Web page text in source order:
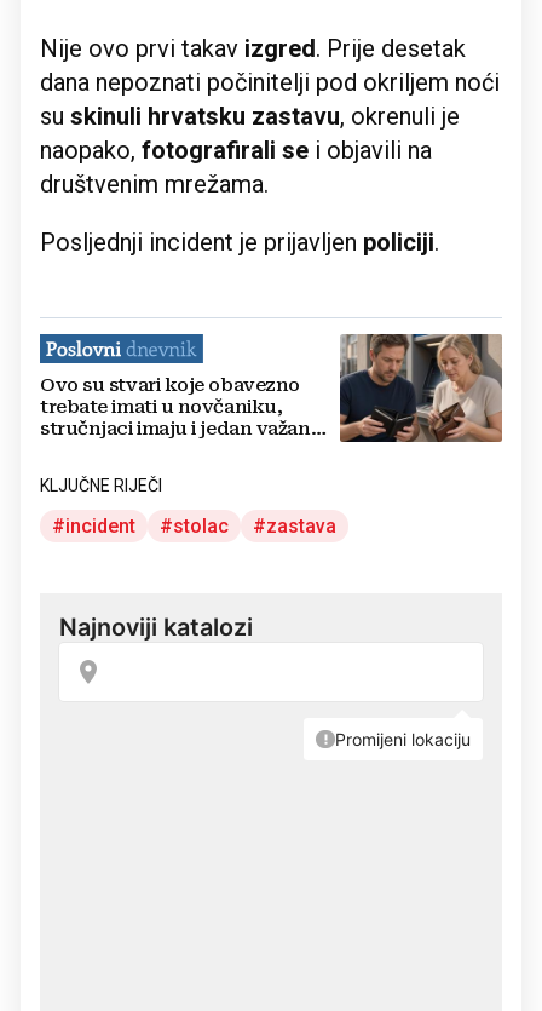
Nije ovo prvi takav izgred. Prije desetak
dana nepoznati počinitelji pod okriljem noći
su skinuli hrvatsku zastavu, okrenuli je
naopako, fotografirali se i objavili na
društvenim mrežama.
Posljednji incident je prijavljen policiji.
Ovo su stvari koje obavezno
trebate imati u novčaniku,
stručnjaci imaju i jedan važan
KLJUČNE RIJEČI
incident stolac zastava